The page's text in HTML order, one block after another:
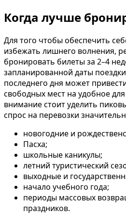
Когда лучше
Для того чтобы обеспечить
избежать лишнего волнения,
бронировать билеты за 2–4
запланированной даты
последнего дня может
свободных мест на удобное
внимание стоит уделить
спрос на перевозки
новогодние и
Пасха;
школьные каникулы;
летний туристический
выходные и
начало учебного года;
периоды массовых
праздников.